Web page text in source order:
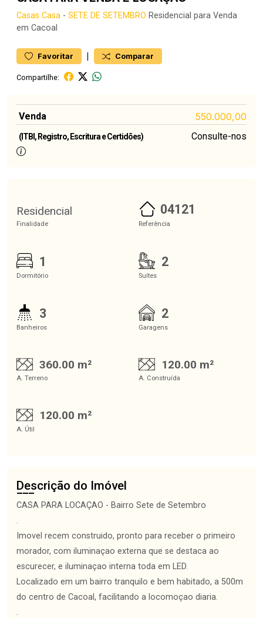
Casas Casa - SETE DE SETEMBRO Residencial para Venda
em Cacoal
Favoritar | Comparar
Compartilhe:
Venda 550.000,00
(ITBI, Registro, Escritura e Certidões) Consulte-nos
Residencial
Finalidade
04121
Referência
1
Dormitório
2
Suítes
3
Banheiros
2
Garagens
360.00 m²
A. Terreno
120.00 m²
A. Construída
120.00 m²
A. Útil
Descrição do Imóvel
CASA PARA LOCAÇAO - Bairro Sete de Setembro
.
Imovel recem construido, pronto para receber o primeiro
morador, com iluminaçao externa que se destaca ao
escurecer, e iluminaçao interna toda em LED.
Localizado em um bairro tranquilo e bem habitado, a 500m
do centro de Cacoal, facilitando a locomoçao diaria.
.